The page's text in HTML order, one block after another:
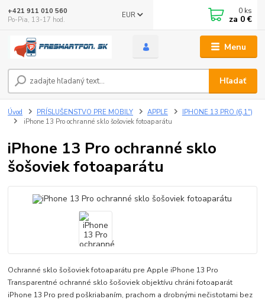
Menu
EUR
Hľadať
+421 911 010 560
Po-Pia, 13-17 hod.
0 ks
za 0 €
Úvod PRÍSLUŠENSTVO PRE MOBILY APPLE
IPHONE 13 PRO (6,1")
iPhone 13 Pro ochranné sklo šošoviek fotoaparátu
iPhone 13 Pro ochranné sklo
šošoviek fotoaparátu
Ochranné sklo šošoviek fotoaparátu pre Apple iPhone 13 Pro
Transparentné ochranné sklo šošoviek objektívu chráni fotoaparát
iPhone 13 Pro pred poškriabaním, prachom a drobnými nečistotami bez